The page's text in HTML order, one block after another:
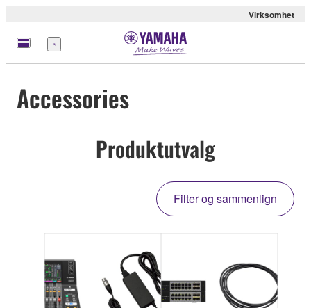
Virksomhet
Meny
Accessories
Produktutvalg
Filter og sammenlign